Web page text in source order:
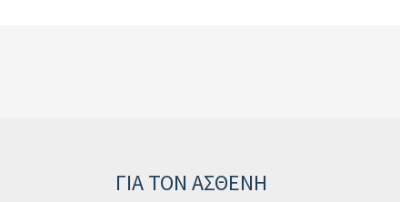
ΓΙΑ ΤΟΝ ΑΣΘΕΝΗ